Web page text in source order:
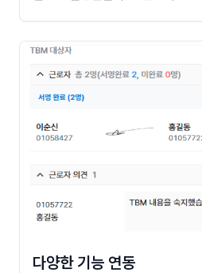
다양한 기능 연동